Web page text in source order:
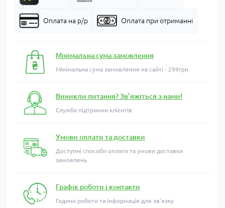
Оплата на р/р Оплата при отриманні
Мінімальна сума замовлення
Мінімальна сума замовлення на сайті - 299грн
Виникли питання? Зв'яжіться з нами!
Служба підтримки клієнтів
Умови оплати та доставки
Доступні способи оплати та умови доставки
замовлень
Графік роботи і контакти
Години роботи та інформація для зв'язку